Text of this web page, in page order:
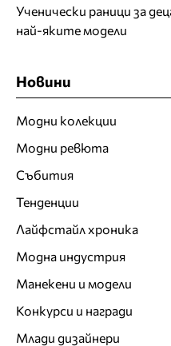
Ученически раници за
най-яките модели
Новини
Модни колекции
Модни ревюта
Събития
Тенденции
Лайфстайл хроника
Модна индустрия
Манекени и модели
Конкурси и награди
Млади дизайнери